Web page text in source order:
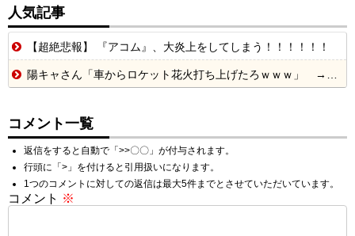
人気記事
【超絶悲報】 『アコム』、大炎上をしてしまう！！！！！！
陽キャさん「車からロケット花火打ち上げたろｗｗｗ」 → サンルーフが閉まっていて無事車内に発射
コメント一覧
返信をすると自動で「>>〇〇」が付与されます。
行頭に「>」を付けると引用扱いになります。
1つのコメントに対しての返信は最大5件までとさせていただいています。
コメント ※